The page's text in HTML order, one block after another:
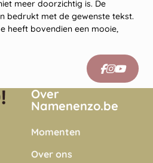
meer doorzichtig is. De
bedrukt met de gewenste tekst.
heeft bovendien een mooie,
Over
Namenenzo.be
Momenten
Over ons